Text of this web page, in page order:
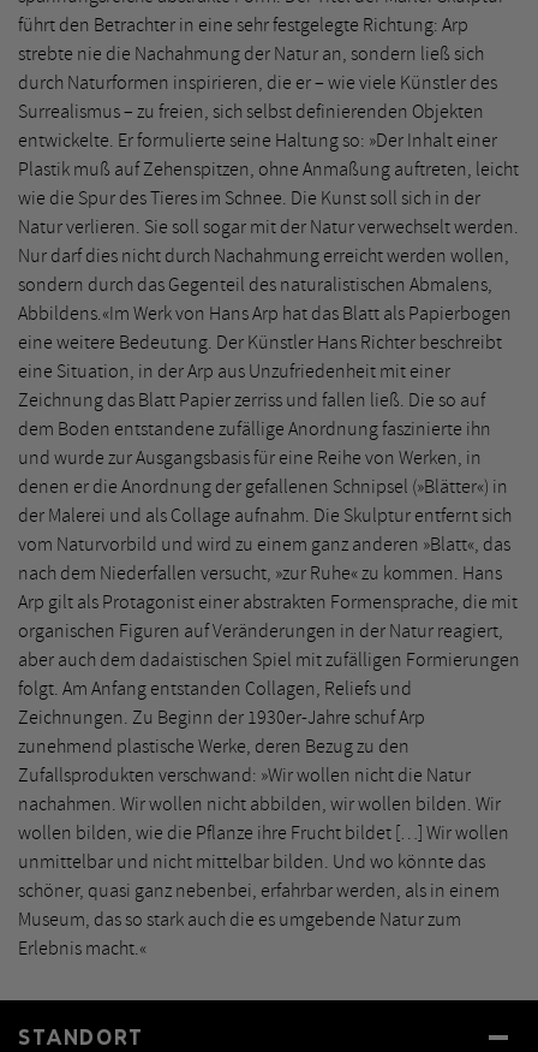
führt den Betrachter in eine sehr festgelegte Richtung: Arp
strebte nie die Nachahmung der Natur an, sondern ließ sich
durch Naturformen inspirieren, die er – wie viele Künstler des
Surrealismus – zu freien, sich selbst definierenden Objekten
entwickelte. Er formulierte seine Haltung so: »Der Inhalt einer
Plastik muß auf Zehenspitzen, ohne Anmaßung auftreten, leicht
wie die Spur des Tieres im Schnee. Die Kunst soll sich in der
Natur verlieren. Sie soll sogar mit der Natur verwechselt werden.
Nur darf dies nicht durch Nachahmung erreicht werden wollen,
sondern durch das Gegenteil des naturalistischen Abmalens,
Abbildens.«Im Werk von Hans Arp hat das Blatt als Papierbogen
eine weitere Bedeutung. Der Künstler Hans Richter beschreibt
eine Situation, in der Arp aus Unzufriedenheit mit einer
Zeichnung das Blatt Papier zerriss und fallen ließ. Die so auf
dem Boden entstandene zufällige Anordnung faszinierte ihn
und wurde zur Ausgangsbasis für eine Reihe von Werken, in
denen er die Anordnung der gefallenen Schnipsel (»Blätter«) in
der Malerei und als Collage aufnahm. Die Skulptur entfernt sich
vom Naturvorbild und wird zu einem ganz anderen »Blatt«, das
nach dem Niederfallen versucht, »zur Ruhe« zu kommen. Hans
Arp gilt als Protagonist einer abstrakten Formensprache, die mit
organischen Figuren auf Veränderungen in der Natur reagiert,
aber auch dem dadaistischen Spiel mit zufälligen Formierungen
folgt. Am Anfang entstanden Collagen, Reliefs und
Zeichnungen. Zu Beginn der 1930er-Jahre schuf Arp
zunehmend plastische Werke, deren Bezug zu den
Zufallsprodukten verschwand: »Wir wollen nicht die Natur
nachahmen. Wir wollen nicht abbilden, wir wollen bilden. Wir
wollen bilden, wie die Pflanze ihre Frucht bildet […] Wir wollen
unmittelbar und nicht mittelbar bilden. Und wo könnte das
schöner, quasi ganz nebenbei, erfahrbar werden, als in einem
Museum, das so stark auch die es umgebende Natur zum
Erlebnis macht.«
STANDORT